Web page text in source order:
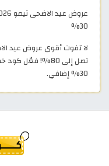
30%
30% إضافي.